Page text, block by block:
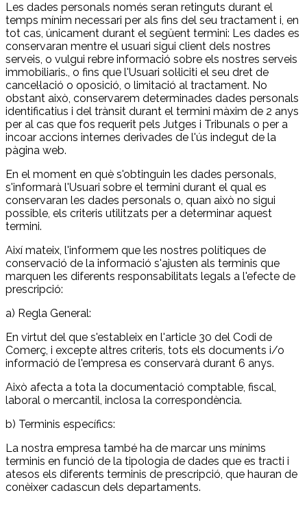
Les dades personals només seran retinguts durant el
temps mínim necessari per als fins del seu tractament i, en
tot cas, únicament durant el següent termini: Les dades es
conservaran mentre el usuari sigui client dels nostres
serveis, o vulgui rebre informació sobre els nostres serveis
immobiliaris., o fins que l'Usuari sol·liciti el seu dret de
cancel·lació o oposició, o limitació al tractament. No
obstant això, conservarem determinades dades personals
identificatius i del trànsit durant el termini màxim de 2 anys
per al cas que fos requerit pels Jutges i Tribunals o per a
incoar accions internes derivades de l'ús indegut de la
pàgina web.
En el moment en què s'obtinguin les dades personals,
s'informarà l'Usuari sobre el termini durant el qual es
conservaran les dades personals o, quan això no sigui
possible, els criteris utilitzats per a determinar aquest
termini.
Així mateix, l'informem que les nostres polítiques de
conservació de la informació s'ajusten als terminis que
marquen les diferents responsabilitats legals a l'efecte de
prescripció:
a) Regla General:
En virtut del que s'estableix en l'article 30 del Codi de
Comerç, i excepte altres criteris, tots els documents i/o
informació de l'empresa es conservarà durant 6 anys.
Això afecta a tota la documentació comptable, fiscal,
laboral o mercantil, inclosa la correspondència.
b) Terminis específics:
La nostra empresa també ha de marcar uns mínims
terminis en funció de la tipologia de dades que es tracti i
atesos els diferents terminis de prescripció, que hauran de
conèixer cadascun dels departaments.